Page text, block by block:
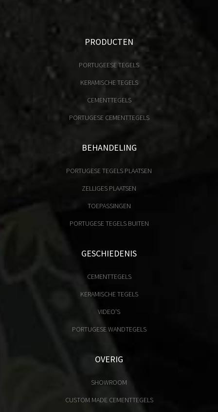
PRODUCTEN
PORTUGEESE TEGELS
KERAMISCHE TEGELS
CEMENTTEGELS
PORTUGESE CEMENTTEGELS
BEHANDELING
PORTUGESE TEGELS PLAATSEN
ZELLIGES PLAATSEN
TOEPASSINGEN
PORTUGESE TEGELS BUITEN
GESCHIEDENIS
CEMENTTEGELS
KERAMISCHE TEGELS
VIDEO'S
PORTUGESE WANDTEGELS
OVERIG
SHOWROOM
CUSTOM MADE CEMENTTEGELS